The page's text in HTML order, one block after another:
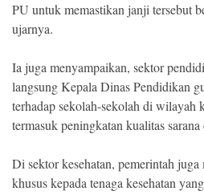
PU untuk memastikan janji tersebut
ujarnya.
Ia juga menyampaikan, sektor
langsung Kepala Dinas Pendidikan
terhadap sekolah-sekolah di wilayah
termasuk peningkatan kualitas
Di sektor kesehatan, pemerintah
khusus kepada tenaga kesehatan